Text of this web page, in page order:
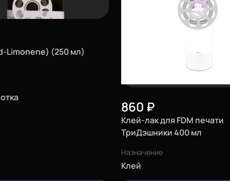
открытого огня.
по запросу. При
продукт не
Limonene) (250 мл)
860 ₽
Клей-лак для FDM печати
ТриДэшники 400 мл
Назначение
Клей